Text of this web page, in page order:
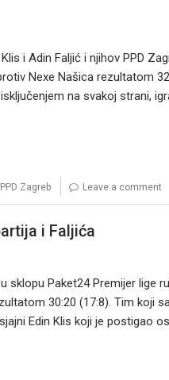
i Adin Faljić i njihov PPD
Nexe Našica rezultatom
na svakoj strani,
PPD Zagreb Leave a comment
i Faljića
Paket24 Premijer lige
30:20 (17:8). Tim koji
Edin Klis koji je postigao